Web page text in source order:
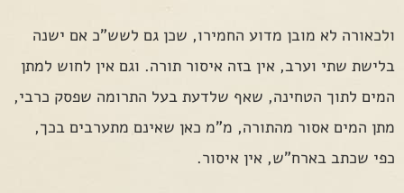
ולכאורה לא מובן מדוע החמירו, שכן גם לשש"כ אם ישנה
בלישת שתי וערב, אין בזה איסור תורה. וגם אין לחוש למתן
המים לתוך הטחינה, שאף שלדעת בעל התרומה שפסק כרבי,
מתן המים אסור מהתורה, מ"מ כאן שאינם מתערבים בכך,
כפי שכתב בארח"ש, אין איסור.